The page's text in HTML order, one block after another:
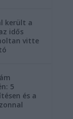
került a
idős
vitte
5
és a